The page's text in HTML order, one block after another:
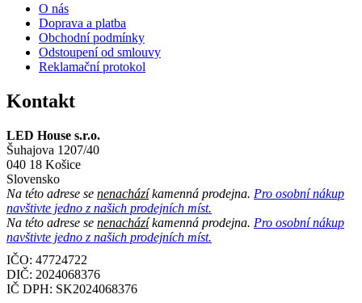
O nás
Doprava a platba
Obchodní podmínky
Odstoupení od smlouvy
Reklamační protokol
Kontakt
LED House s.r.o.
Šuhajova 1207/40
040 18 Košice
Slovensko
Na této adrese se nenacházíkamenná prodejna. Pro osobní nákup
navštivte jedno z našich prodejních míst.
Na této adrese se nenacházíkamenná prodejna. Pro osobní nákup
navštivte jedno z našich prodejních míst.
IČO: 47724722
DIČ: 2024068376
IČ DPH: SK2024068376